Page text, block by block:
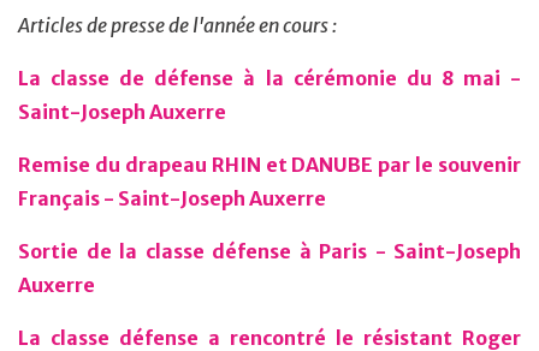
Articles de presse de l'année en cours :
La classe de défense à la cérémonie du 8 mai -
Saint-Joseph Auxerre
Remise du drapeau RHIN et DANUBE par le souvenir
Français - Saint-Joseph Auxerre
Sortie de la classe défense à Paris - Saint-Joseph
Auxerre
La classe défense a rencontré le résistant Roger